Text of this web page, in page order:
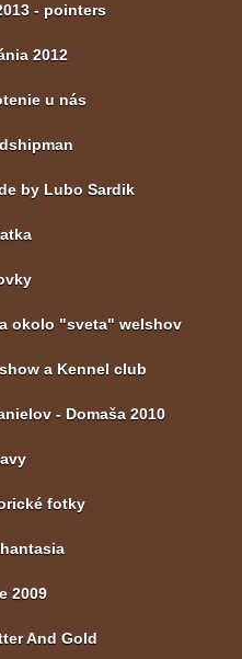
- pointers
2012
u nás
by Lubo Sardik
okolo "sveta" welshov
a Kennel club
- Domaša 2010
fotky
2009
And Gold